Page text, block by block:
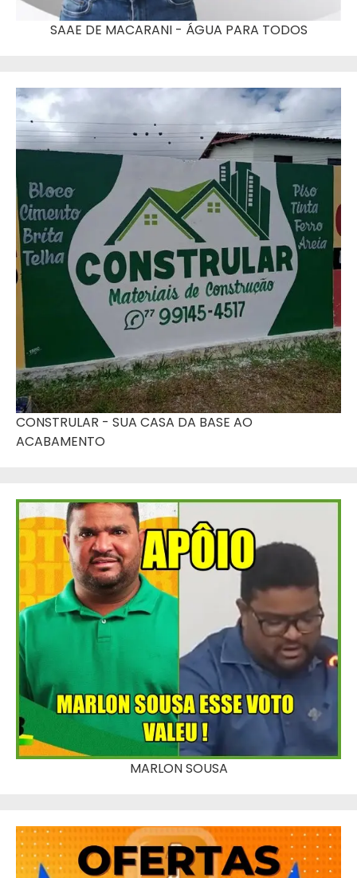
SAAE DE MACARANI - ÁGUA PARA TODOS
CONSTRULAR - SUA CASA DA BASE AO
ACABAMENTO
MARLON SOUSA